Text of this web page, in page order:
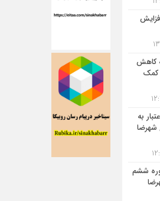
کاهش
کمک
به
شهرضا
ششم